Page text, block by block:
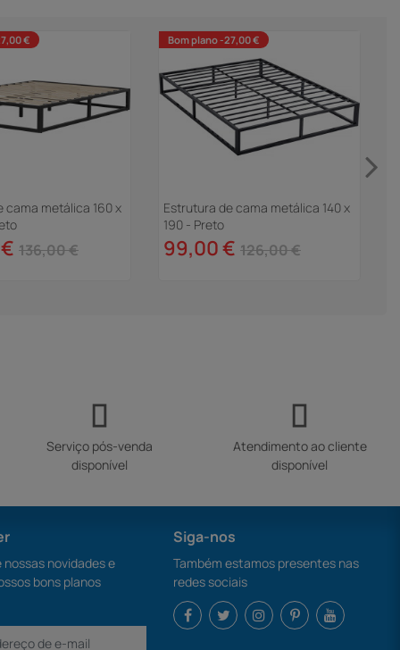
€
cama metálica 160 x
136,00 €
Bom plano -27,00 €
Estrutura de cama metálica 140 x
190 - Preto
99,00 € 126,00 €
Serviço pós-venda
disponível
Atendimento ao cliente
disponível
novidades e
bons planos
Siga-nos
Também estamos presentes nas
redes sociais